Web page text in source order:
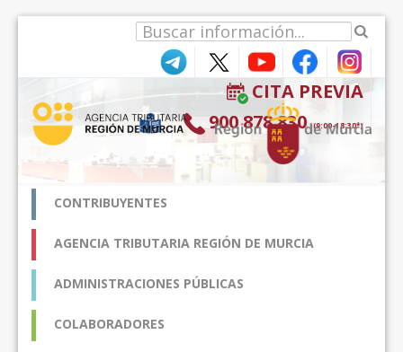
CITA PREVIA
900 878 830 (9:00-18:30*)
CONTRIBUYENTES
AGENCIA TRIBUTARIA REGIÓN DE MURCIA
ADMINISTRACIONES PÚBLICAS
COLABORADORES